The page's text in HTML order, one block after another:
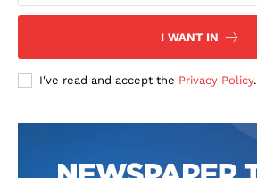
I WANT IN
I've read and accept the Privacy Policy.